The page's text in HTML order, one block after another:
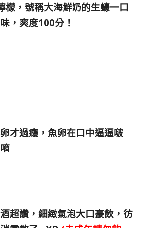
檬，號稱大海鮮奶的生蠔一口
，爽度100分！
才過癮，魚卵在口中逼逼啵
超讚，細緻氣泡大口豪飲，彷